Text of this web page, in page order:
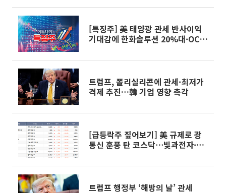
[특징주] 美 태양광 관세 반사이익
기대감에 한화솔루션 20%대·OCI
트럼프, 폴리실리콘에 관세·최저가
격제 추진…韓 기업 영향 촉각
[급등락주 짚어보기] 美 규제로 광
통신 훈풍 탄 코스닥⋯빛과전자·오
트럼프 행정부 ‘해방의 날’ 관세